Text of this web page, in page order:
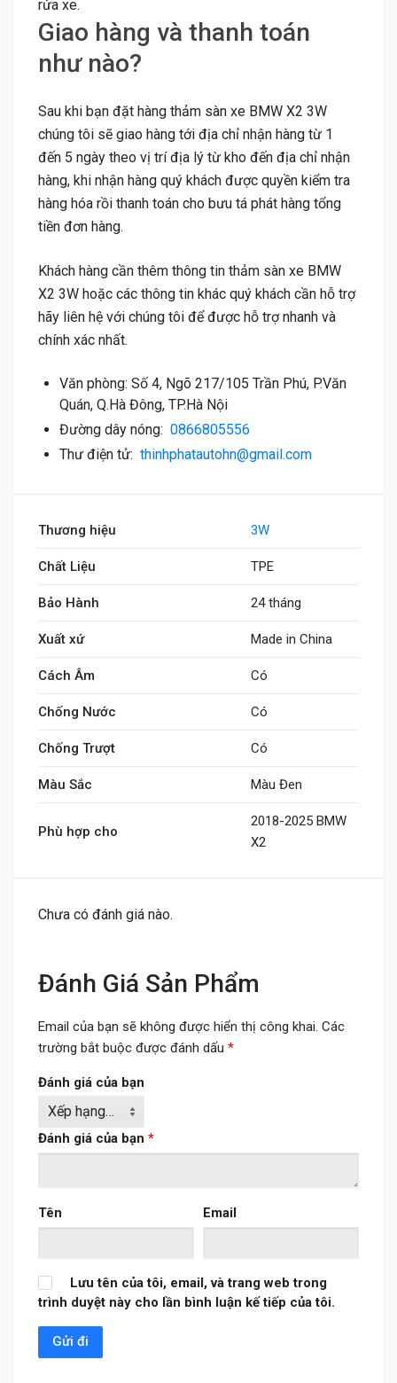
rửa xe.
Giao hàng và thanh toán
như nào?
Sau khi bạn đặt hàng thảm sàn xe BMW X2 3W
chúng tôi sẽ giao hàng tới địa chỉ nhận hàng từ 1
đến 5 ngày theo vị trí địa lý từ kho đến địa chỉ nhận
hàng, khi nhận hàng quý khách được quyền kiểm tra
hàng hóa rồi thanh toán cho bưu tá phát hàng tổng
tiền đơn hàng.
Khách hàng cần thêm thông tin thảm sàn xe BMW
X2 3W hoặc các thông tin khác quý khách cần hỗ trợ
hãy liên hệ với chúng tôi để được hỗ trợ nhanh và
chính xác nhất.
Văn phòng: Số 4, Ngõ 217/105 Trần Phú, P.Văn
Quán, Q.Hà Đông, TP.Hà Nội
Đường dây nóng: 0866805556
Thư điện tử: thinhphatautohn@gmail.com
Thương hiệu 3W
Chất Liệu TPE
Bảo Hành 24 tháng
Xuất xứ Made in China
Cách Âm Có
Chống Nước Có
Chống Trượt Có
Màu Sắc Màu Đen
Phù hợp cho
2018-2025 BMW
X2
Chưa có đánh giá nào.
Đánh Giá Sản Phẩm
Email của bạn sẽ không được hiển thị công khai. Các
trường bắt buộc được đánh dấu *
Đánh giá của bạn
Đánh giá của bạn *
Tên Email
Lưu tên của tôi, email, và trang web trong
trình duyệt này cho lần bình luận kế tiếp của tôi.